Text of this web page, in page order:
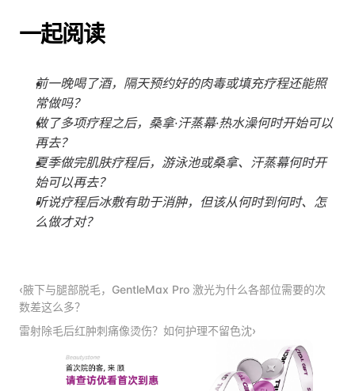
一起阅读
前一晚喝了酒，隔天预约好的肉毒或填充疗程还能照
常做吗？
做了多项疗程之后，桑拿·汗蒸幕·热水澡何时开始可以
再去？
夏季做完肌肤疗程后，游泳池或桑拿、汗蒸幕何时开
始可以再去？
听说疗程后冰敷有助于消肿，但该从何时到何时、怎
么做才对？
‹腋下与腿部脱毛，GentleMax Pro 激光为什么各部位需要的次
数差这么多？
雷射除毛后红肿刺痛像烫伤？如何护理不留色沈›